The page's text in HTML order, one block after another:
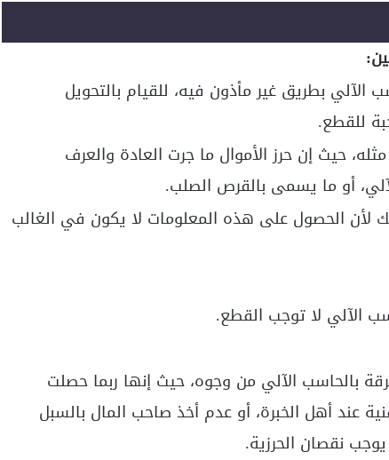
الآلي بطريق غير مأذون فيه، للقيام بالتحويل
للقطع.
حيث إن حرز الأموال ما جرت العادة والعرف
أو ما يسمى بالقرص الصلب.
لأن الحصول على هذه المعلومات لا يكون في الغالب
الآلي لا توجب القطع.
بالحاسب الآلي من وجوه، حيث إنها ربما حصلت
عند أهل الخبرة، أو عدم أخذ صاحب المال بالسبل
يوجب نقصان الحرزية.